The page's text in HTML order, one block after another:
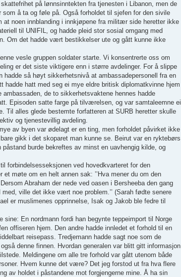
på lønnsinntekten fra tjenesten i Libanon, men de
å ta og føle på. Også forholdet til sjefen for den sivile
noen innblanding i innkjøpene fra militær side heretter ikke
til UNIFIL, og hadde pleid stor sosial omgang med
Om det hadde vært bestikkelser ute og gått kunne ikke
vesle gruppen soldater starte. Vi konsentrerte oss om
er det siste viktigere enn i større avdelinger. For å slippe
hadde så høyt sikkerhetsnivå at ambassadepersonell fra en
hatt med seg ei mye eldre britisk diplomatkvinne hjem
de to sikkerhetsvaktene hennes hadde
Episoden satte farge på tilværelsen, og var samtaleemne ei
Til alles glede bestemte forfatteren at SURB heretter skulle
og tjenestevillig avdeling.
av byen var ødelagt er en ting, men forholdet påvirket ikke
gikk i det skoparet man kunne se. Beirut var en ryktebørs
burde bekreftes av minst en uavhengig kilde, og
forbindelsesseksjonen ved hovedkvarteret for den
møte om en helt annen sak: ’’Hva mener du om den
Abraham der nede ved oasen i Bersheeba den gang
ville det ikke vært noe problem.’’ (Sarah fødte senere
er muslimenes opprinnelse, Isak og Jakob ble fedre til
En nordmann fordi han begynte teppeimport til Norge
offiseren hjem. Den andre hadde innledet et forhold til en
reisepass. Tredjemann hadde sagt noe som de
denne finnen. Hvordan generalen var blitt gitt informasjon
Meldingene om alle tre forhold var gått utenom både
Hvem kunne det være? Det jeg forstod ut fra hva flere
av holdet i påstandene mot forgjengerne mine. Å ha sin